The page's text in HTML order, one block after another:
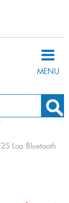
MENU
Loa Bluetooth